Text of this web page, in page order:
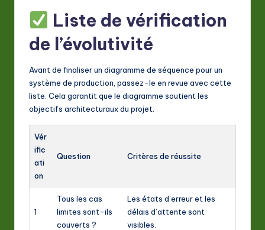
Liste de vérification
de l’évolutivité
Avant de finaliser un diagramme de séquence pour un
système de production, passez-le en revue avec cette
liste. Cela garantit que le diagramme soutient les
objectifs architecturaux du projet.
Vér
ific
ati
on
Question Critères de réussite
1
Tous les cas
limites sont-ils
couverts ?
Les états d’erreur et les
délais d’attente sont
visibles.